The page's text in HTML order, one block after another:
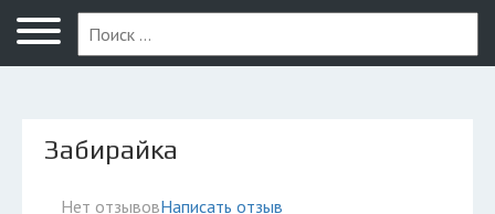
Ростов-на-Дону
Забирайка
Нет отзывовНаписать отзыв